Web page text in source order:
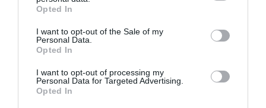
grant or deny consent to Google and its third-party tags to
use your data for below specified purposes in below Google
consent section.
Opted In
I want to opt-out of the Sale of my
Personal Data.
Opted In
I want to opt-out of processing my
Personal Data for Targeted Advertising.
Opted In